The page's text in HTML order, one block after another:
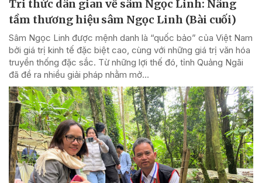
Tri thức dân gian về sâm Ngọc Linh: Nâng
tầm thương hiệu sâm Ngọc Linh (Bài cuối)
Sâm Ngọc Linh được mệnh danh là “quốc bảo” của Việt Nam
bởi giá trị kinh tế đặc biệt cao, cùng với những giá trị văn hóa
truyền thống đặc sắc. Từ những lợi thế đó, tỉnh Quảng Ngãi
đã đề ra nhiều giải pháp nhằm mở...